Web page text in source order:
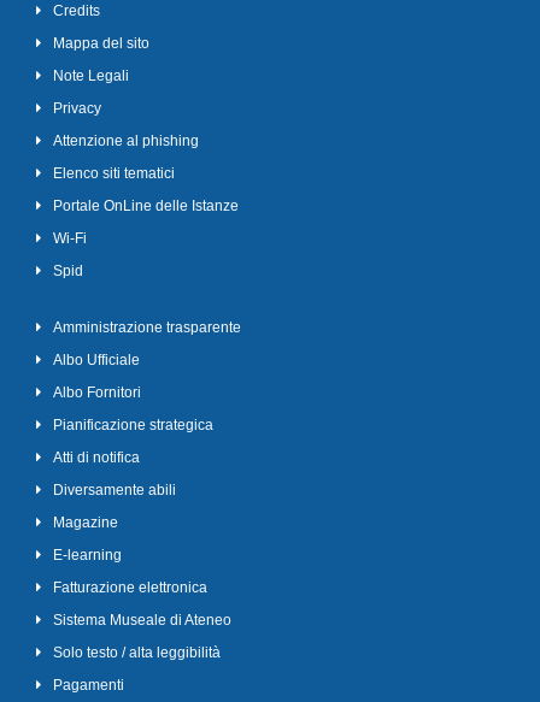
Credits
Mappa del sito
Note Legali
Privacy
Attenzione al phishing
Elenco siti tematici
Portale OnLine delle Istanze
Wi-Fi
Spid
Amministrazione trasparente
Albo Ufficiale
Albo Fornitori
Pianificazione strategica
Atti di notifica
Diversamente abili
Magazine
E-learning
Fatturazione elettronica
Sistema Museale di Ateneo
Solo testo / alta leggibilità
Pagamenti